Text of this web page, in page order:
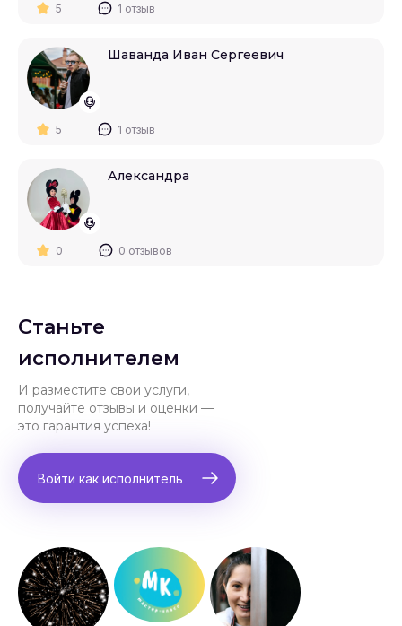
5 1 отзыв
Шаванда Иван Сергеевич
5 1 отзыв
Александра
0 0 отзывов
Станьте
исполнителем
И разместите свои услуги,
получайте отзывы и оценки —
это гарантия успеха!
Войти как исполнитель